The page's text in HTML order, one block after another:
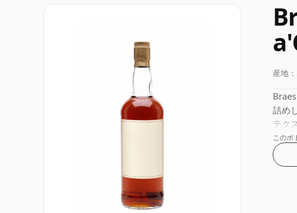
産地：
詰め
テク
このボ